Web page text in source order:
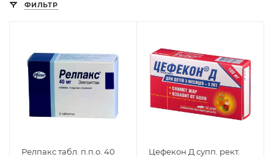
ФИЛЬТР
Релпакс табл. п.п.о. 40
Цефекон Д супп. рект.